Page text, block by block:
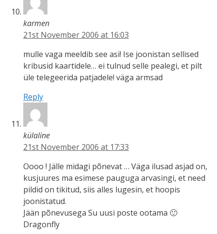
karmen
21st November 2006 at 16:03
mulle vaga meeldib see asi! Ise joonistan sellised
kribusid kaartidele… ei tulnud selle pealegi, et pilt
üle telegeerida patjadele! väga armsad
Reply
külaline
21st November 2006 at 17:33
Oooo ! Jälle midagi põnevat … Väga ilusad asjad on,
kusjuures ma esimese pauguga arvasingi, et need
pildid on tikitud, siis alles lugesin, et hoopis
joonistatud.
Jään põnevusega Su uusi poste ootama 🙂
Dragonfly